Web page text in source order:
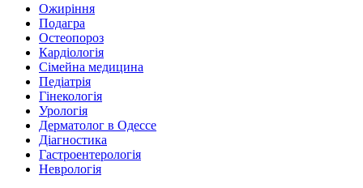
Ожиріння
Подагра
Остеопороз
Кардіологія
Сімейна медицина
Педіатрія
Гінекологія
Урологія
Дерматолог в Одессе
Діагностика
Гастроентерологія
Неврологія